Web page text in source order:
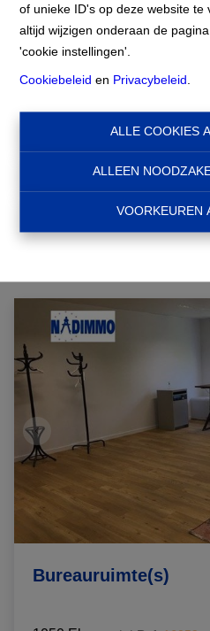
of unieke ID's op deze website te
altijd wijzigen onderaan de
'cookie instellingen'.
Cookiebeleid en Privacybeleid
ALLE COOKIES
ALLEEN
VOORKEUREN
Home
Bureauruimte(s)